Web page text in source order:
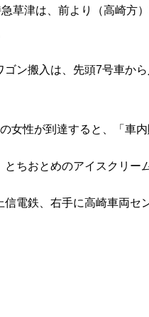
草津は、前より（高崎方
ゴン搬入は、先頭7号車か
女性が到達すると、「車
とちおとめのアイスクリー
信電鉄、右手に高崎車両セ